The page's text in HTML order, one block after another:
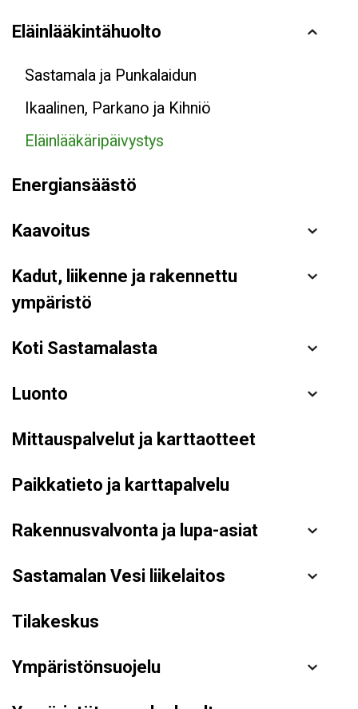
Eläinlääkintähuolto
Sastamala ja Punkalaidun
Ikaalinen, Parkano ja Kihniö
Eläinlääkäripäivystys
Energiansäästö
Kaavoitus
Kadut, liikenne ja rakennettu
ympäristö
Koti Sastamalasta
Luonto
Mittauspalvelut ja karttaotteet
Paikkatieto ja karttapalvelu
Rakennusvalvonta ja lupa-asiat
Sastamalan Vesi liikelaitos
Tilakeskus
Ympäristönsuojelu